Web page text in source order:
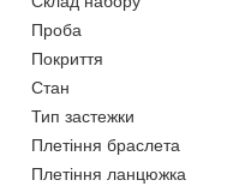
Проба
Покриття
Стан
Тип застежки
Плетіння браслета
Плетіння ланцюжка